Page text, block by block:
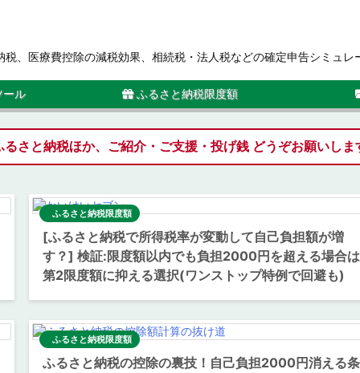
、医療費控除の減税効果、相続税・法人税などの確定申告シミュレ
ル ふるさと納税限度額
るさと納税ほか、ご紹介・ご支援・投げ銭 どうぞお願いしま
ふるさと納税限度額
[ふるさと納税で所得税率が変動して自己負担額が増
す？] 検証:限度額以内でも負担2000円を超える場合は
第2限度額に抑える選択(ワンストップ特例で回避も)
ふるさと納税限度額
ふるさと納税の控除の裏技！自己負担2000円消える条